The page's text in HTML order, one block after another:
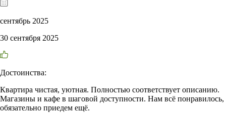
сентябрь 2025
30 сентября 2025
Достоинства:
Квартира чистая, уютная. Полностью соответствует описанию.
Магазины и кафе в шаговой доступности. Нам всë понравилось,
обязательно приедем ещё.